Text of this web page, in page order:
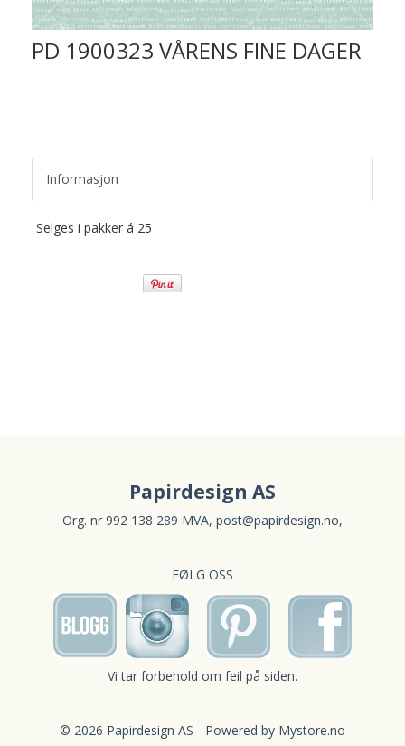
PD 1900323 VÅRENS FINE DAGER
Informasjon
Selges i pakker á 25
Papirdesign AS
Org. nr 992 138 289 MVA, post@papirdesign.no,
FØLG OSS
Vi tar forbehold om feil på siden.
© 2026 Papirdesign AS - Powered by Mystore.no